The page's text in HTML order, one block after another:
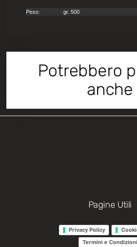
Peso: gr. 500
Potrebbero
anche
Pagine Utili
Privacy Policy
Termini e Condizioni